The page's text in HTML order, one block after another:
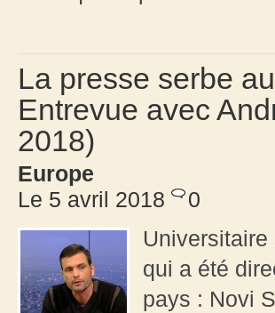
La presse serbe
Entrevue avec
2018)
Europe
Le 5 avril 2018
0
qui a été
pays : Novi